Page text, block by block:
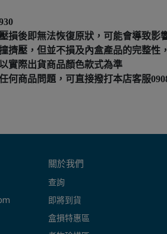
後即無法恢復原狀，可能會導致影
壓，但並不損及內盒產品的完整性
際出貨商品顏色款式為準
商品問題，可直接撥打本店客服
關於我們
查詢
即將到貨
盒損特惠區